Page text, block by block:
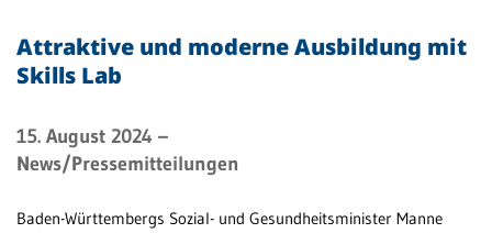
Patientenportal
Barrierefreiheit
Attraktive und moderne Ausbildung mit
Skills Lab
15. August 2024 –
News/Pressemitteilungen
Baden-Württembergs Sozial- und Gesundheitsminister Manne